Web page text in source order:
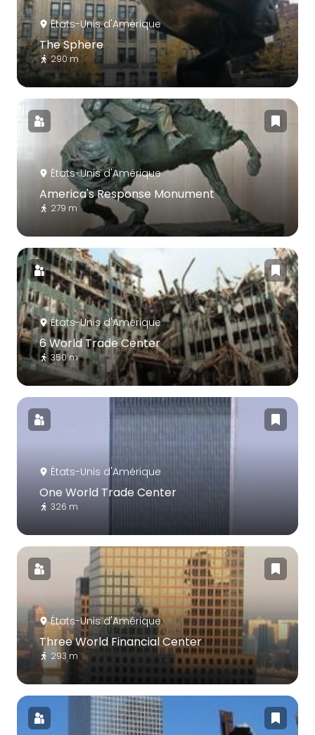
États-Unis d'Amérique
The Sphere
290 m
États-Unis d'Amérique
America's Response Monument
279 m
États-Unis d'Amérique
6 World Trade Center
350 m
États-Unis d'Amérique
One World Trade Center
326 m
États-Unis d'Amérique
Three World Financial Center
293 m